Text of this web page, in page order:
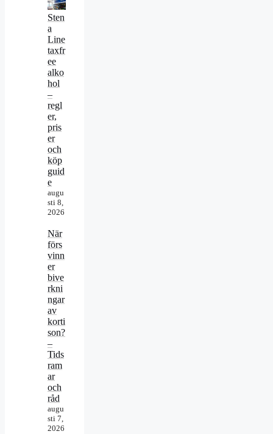
Sten
a
Line
taxfr
ee
alko
hol
–
regl
er,
pris
er
och
köp
guid
e
augu
sti 8,
2026
När
förs
vinn
er
bive
rkni
ngar
av
korti
son?
–
Tids
ram
ar
och
råd
augu
sti 7,
2026